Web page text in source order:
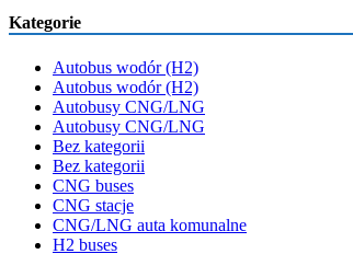
Kategorie
Autobus wodór (H2)
Autobus wodór (H2)
Autobusy CNG/LNG
Autobusy CNG/LNG
Bez kategorii
Bez kategorii
CNG buses
CNG stacje
CNG/LNG auta komunalne
H2 buses